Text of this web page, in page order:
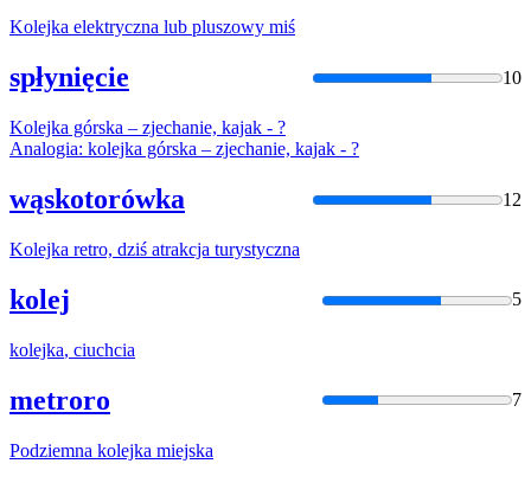
Kolejka elektryczna lub pluszowy miś
spłynięcie 10
Kolejka górska – zjechanie, kajak - ?
Analogia: kolejka górska – zjechanie, kajak - ?
wąskotorówka 12
Kolejka retro, dziś atrakcja turystyczna
kolej 5
kolejka, ciuchcia
metroro 7
Podziemna kolejka miejska